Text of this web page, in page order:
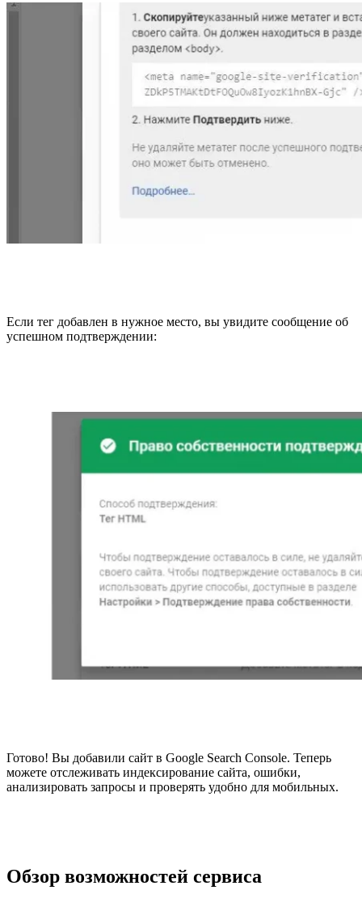
Если тег добавлен в нужное место, вы увидите сообщение об
успешном подтверждении:
Готово! Вы добавили сайт в Google Search Console. Теперь
можете отслеживать индексирование сайта, ошибки,
анализировать запросы и проверять удобно для мобильных.
Обзор возможностей сервиса